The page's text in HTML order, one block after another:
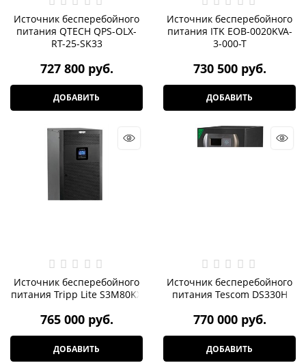
Источник бесперебойного
питания QTECH QPS-OLX-
RT-25-SK33
727 800 руб.
ДОБАВИТЬ
Источник бесперебойного
питания ITK EOB-0020KVA-
3-000-T
730 500 руб.
ДОБАВИТЬ
Источник бесперебойного
питания Tripp Lite S3M80KX
765 000 руб.
ДОБАВИТЬ
Источник бесперебойного
питания Tescom DS330H
770 000 руб.
ДОБАВИТЬ